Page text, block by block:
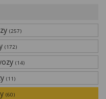
(257)
(172)
(14)
(11)
(60)